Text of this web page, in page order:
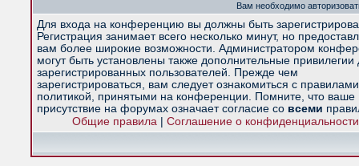
Вам необходимо
Для входа на конференцию вы должны быть
Регистрация занимает всего несколько минут, но
вам более широкие возможности. Администратором
могут быть установлены также дополнительные привилегии
зарегистрированных пользователей. Прежде чем
зарегистрироваться, вам следует ознакомиться с
политикой, принятыми на конференции. Помните, что ваше
присутствие на форумах означает согласие со всеми
Общие правила| Соглашение о конфиденциальности